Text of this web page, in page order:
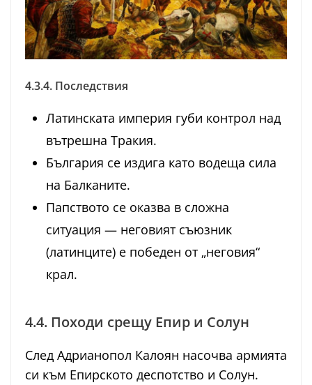
4.3.4. Последствия
Латинската империя губи контрол над
вътрешна Тракия.
България се издига като водеща сила
на Балканите.
Папството се оказва в сложна
ситуация — неговият съюзник
(латинците) е победен от „неговия“
крал.
4.4. Походи срещу Епир и Солун
След Адрианопол Калоян насочва армията
си към Епирското деспотство и Солун.